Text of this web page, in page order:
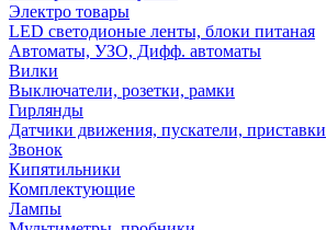
Электро товары
LED светодионые ленты, блоки питаная
Автоматы, УЗО, Дифф. автоматы
Вилки
Выключатели, розетки, рамки
Гирлянды
Датчики движения, пускатели, приставки
Звонок
Кипятильники
Комплектующие
Лампы